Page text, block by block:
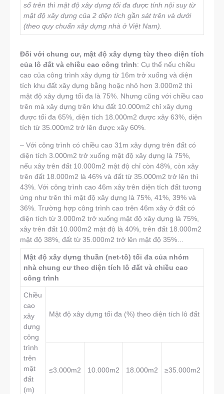
số trên thì mật độ xây dựng tối đa được tính nội suy từ
mật độ xây dựng của 2 diện tích gần sát trên và dưới
(theo quy chuẩn xây dựng nhà ở Việt Nam).
Đối với chung cư, mật độ xây dựng tùy theo diện tích
của lô đất và chiều cao công trình: Cụ thể nếu chiều
cao của công trình xây dựng từ 16m trở xuống và diện
tích khu đất xây dựng bằng hoặc nhỏ hơn 3.000m2 thì
mật độ xây dựng tối đa là 75%. Nhưng cũng với chiều cao
trên mà xây dựng trên khu đất 10.000m2 chỉ xây dựng
được tối đa 65%, diện tích 18.000m2 được xây 63%, diện
tích từ 35.000m2 trở lên được xây 60%.
– Với công trình có chiều cao 31m xây dựng trên đất có
diện tích 3.000m2 trở xuống mật độ xây dựng là 75%,
nếu xây trên đất 10.000m2 mật độ chỉ còn 48%, còn xây
trên đất 18.000m2 là 46% và đất từ 35.000m2 trở lên thì
43%. Với công trình cao 46m xây trên diện tích đất tương
ứng như trên thì mật độ xây dựng là 75%, 41%, 39% và
36%. Trường hợp công trình cao trên 46m xây ở đất có
diện tích từ 3.000m2 trở xuống mật độ xây dựng là 75%,
xây trên đất 10.000m2 mật độ là 40%, trên đất 18.000m2
mật độ 38%, đất từ 35.000m2 trở lên mật độ 35%…
Mật độ xây dựng thuần (net-tô) tối đa của nhóm
nhà chung cư theo diện tích lô đất và chiều cao
công trình
Chiều
cao
xây
dựng
công
trình
trên
mặt
đất
(m)
Mật độ xây dựng tối đa (%) theo diện tích lô đất
≤3.000m2 10.000m2 18.000m2 ≥35.000m2